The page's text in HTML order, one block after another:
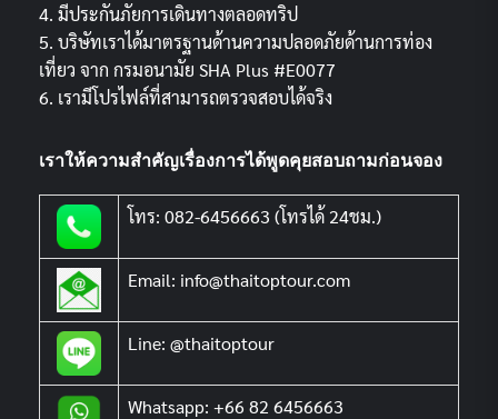
4. มีประกันภัยการเดินทางตลอดทริป
5. บริษัทเราได้มาตรฐานด้านความปลอดภัยด้านการท่อง
เที่ยว จาก กรมอนามัย SHA Plus #E0077
6. เรามีโปรไฟล์ที่สามารถตรวจสอบได้จริง
เราให้ความสำคัญเรื่องการได้พูดคุยสอบถามก่อนจอง
โทร: 082-6456663 (โทรได้ 24ชม.)
Email: info@thaitoptour.com
Line: @thaitoptour
Whatsapp: +66 82 6456663